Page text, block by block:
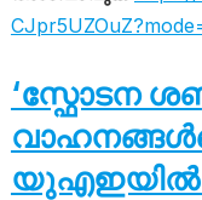
‘സ്ഫോടന
യുഎഇയിൽ